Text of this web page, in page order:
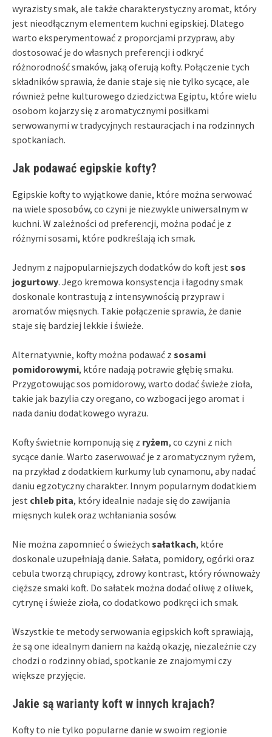
wyrazisty smak, ale także charakterystyczny aromat, który
jest nieodłącznym elementem kuchni egipskiej. Dlatego
warto eksperymentować z proporcjami przypraw, aby
dostosować je do własnych preferencji i odkryć
różnorodność smaków, jaką oferują kofty. Połączenie tych
składników sprawia, że danie staje się nie tylko sycące, ale
również pełne kulturowego dziedzictwa Egiptu, które wielu
osobom kojarzy się z aromatycznymi posiłkami
serwowanymi w tradycyjnych restauracjach i na rodzinnych
spotkaniach.
Jak podawać egipskie kofty?
Egipskie kofty to wyjątkowe danie, które można serwować
na wiele sposobów, co czyni je niezwykle uniwersalnym w
kuchni. W zależności od preferencji, można podać je z
różnymi sosami, które podkreślają ich smak.
Jednym z najpopularniejszych dodatków do koft jest sos
jogurtowy. Jego kremowa konsystencja i łagodny smak
doskonale kontrastują z intensywnością przypraw i
aromatów mięsnych. Takie połączenie sprawia, że danie
staje się bardziej lekkie i świeże.
Alternatywnie, kofty można podawać z sosami
pomidorowymi, które nadają potrawie głębię smaku.
Przygotowując sos pomidorowy, warto dodać świeże zioła,
takie jak bazylia czy oregano, co wzbogaci jego aromat i
nada daniu dodatkowego wyrazu.
Kofty świetnie komponują się z ryżem, co czyni z nich
sycące danie. Warto zaserwować je z aromatycznym ryżem,
na przykład z dodatkiem kurkumy lub cynamonu, aby nadać
daniu egzotyczny charakter. Innym popularnym dodatkiem
jest chleb pita, który idealnie nadaje się do zawijania
mięsnych kulek oraz wchłaniania sosów.
Nie można zapomnieć o świeżych sałatkach, które
doskonale uzupełniają danie. Sałata, pomidory, ogórki oraz
cebula tworzą chrupiący, zdrowy kontrast, który równoważy
cięższe smaki koft. Do sałatek można dodać oliwę z oliwek,
cytrynę i świeże zioła, co dodatkowo podkręci ich smak.
Wszystkie te metody serwowania egipskich koft sprawiają,
że są one idealnym daniem na każdą okazję, niezależnie czy
chodzi o rodzinny obiad, spotkanie ze znajomymi czy
większe przyjęcie.
Jakie są warianty koft w innych krajach?
Kofty to nie tylko popularne danie w swoim regionie